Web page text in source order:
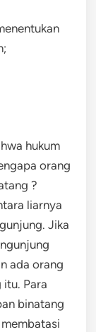
hukum
orang
?
liarnya
Jika
ada orang
itu. Para
binatang